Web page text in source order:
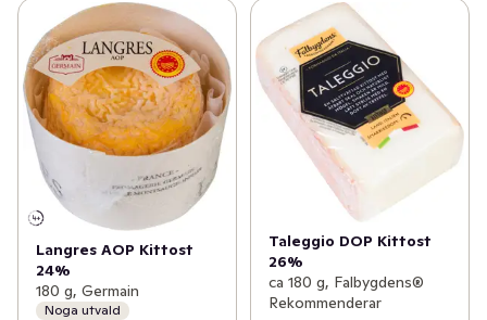
Langres AOP Kittost
24%
180 g, Germain
Noga utvald
Taleggio DOP Kittost
26%
ca 180 g, Falbygdens®
Rekommenderar